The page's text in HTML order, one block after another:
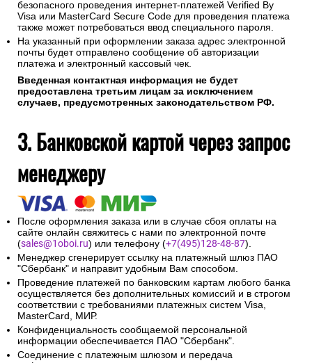
Для оплаты покупки Вы будете перенаправлены на
платежный шлюз ПАО "Сбербанк" для ввода реквизитов
Вашей карты.
Конфиденциальность сообщаемой персональной
информации обеспечивается ПАО "Сбербанк".
Соединение с платежным шлюзом и передача
информации осуществляется в защищенном режиме с
использованием протокола шифрования SSL.
В случае если Ваш банк поддерживает технологию
также может потребоваться ввод специального пароля.
На указанный при оформлении заказа адрес электронной
платежа и электронный кассовый чек.
Введенная контактная информация не будет
предоставлена третьим лицам за исключением
случаев, предусмотренных законодательством РФ.
3. Банковской картой через запрос
менеджеру
После оформления заказа или в случае сбоя оплаты на
сайте онлайн свяжитесь с нами по электронной почте
(sales@1oboi.ru) или телефону (+7(495)128-48-87